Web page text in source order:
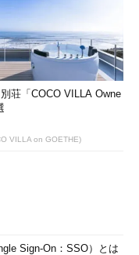
荘「COCO VILLA Owne
VILLA on GOETHE)
Sign-On：SSO）とは